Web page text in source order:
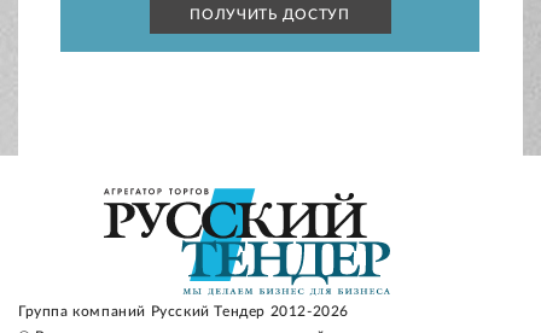
ПОЛУЧИТЬ ДОСТУП
Группа компаний Русский Тендер 2012-2026